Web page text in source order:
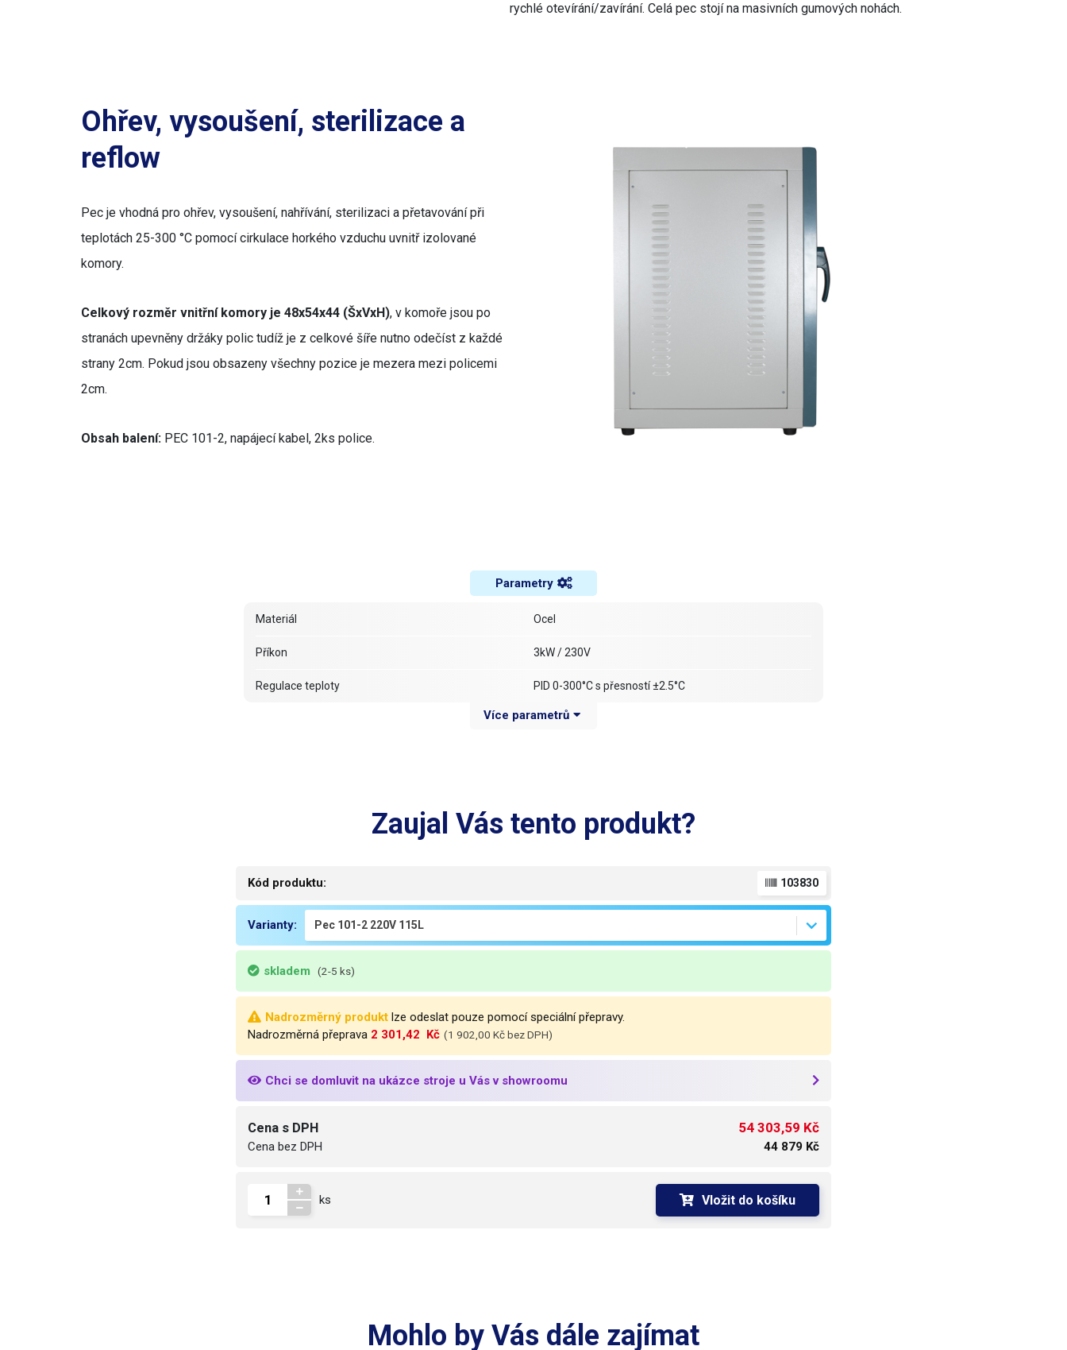
rychlé otevírání/zavírání. Celá pec stojí na masivních gumových nohách.
Ohřev, vysoušení, sterilizace a
reflow
Pec je vhodná pro ohřev, vysoušení, nahřívání, sterilizaci a přetavování při
teplotách 25-300 °C pomocí cirkulace horkého vzduchu uvnitř izolované
komory.
Celkový rozměr vnitřní komory je 48x54x44 (ŠxVxH), v komoře jsou po
stranách upevněny držáky polic tudíž je z celkové šíře nutno odečíst z každé
strany 2cm. Pokud jsou obsazeny všechny pozice je mezera mezi policemi
2cm.
Obsah balení: PEC 101-2, napájecí kabel, 2ks police.
Parametry
Materiál Ocel
Příkon 3kW / 230V
Regulace teploty PID 0-300°C s přesností ±2.5°C
ANO (s možností vypnutí)
NE
Vnitřní komora
Rozměry
Váha 60kg
Více parametrů
Zaujal Vás tento produkt?
Kód produktu: 103830
Varianty:
skladem (2-5 ks)
Nadrozměrný produkt lze odeslat pouze pomocí speciální přepravy.
Nadrozměrná přeprava 2 301,42  Kč (1 902,00 Kč bez DPH)
Chci se domluvit na ukázce stroje u Vás v showroomu
Cena s DPH
Cena bez DPH
54 303,59 Kč
44 879 Kč
ks Vložit do košíku
Mohlo by Vás dále zajímat